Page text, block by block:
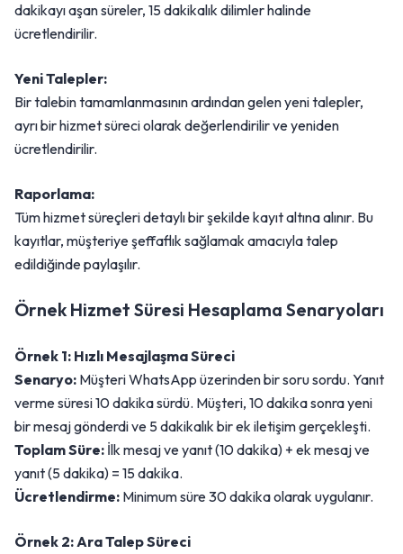
dakikayı aşan süreler, 15 dakikalık dilimler halinde
ücretlendirilir.
Yeni Talepler:
Bir talebin tamamlanmasının ardından gelen yeni talepler,
ayrı bir hizmet süreci olarak değerlendirilir ve yeniden
ücretlendirilir.
Raporlama:
Tüm hizmet süreçleri detaylı bir şekilde kayıt altına alınır. Bu
kayıtlar, müşteriye şeffaflık sağlamak amacıyla talep
edildiğinde paylaşılır.
Örnek Hizmet Süresi Hesaplama Senaryoları
Örnek 1: Hızlı Mesajlaşma Süreci
Senaryo: Müşteri WhatsApp üzerinden bir soru sordu. Yanıt
verme süresi 10 dakika sürdü. Müşteri, 10 dakika sonra yeni
bir mesaj gönderdi ve 5 dakikalık bir ek iletişim gerçekleşti.
Toplam Süre: İlk mesaj ve yanıt (10 dakika) + ek mesaj ve
yanıt (5 dakika) = 15 dakika.
Ücretlendirme: Minimum süre 30 dakika olarak uygulanır.
Örnek 2: Ara Talep Süreci